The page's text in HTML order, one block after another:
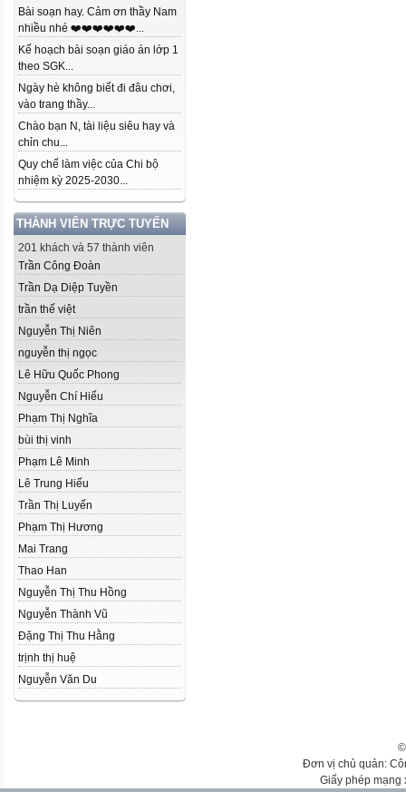
Bài soạn hay. Cảm ơn thầy Nam
nhiều nhé ❤️❤️❤️❤️❤️❤️...
Kế hoạch bài soạn giáo án lớp 1
theo SGK...
Ngày hè không biết đi đâu chơi,
vào trang thầy...
Chào bạn N, tài liệu siêu hay và
chỉn chu...
Quy chế làm việc của Chi bộ
nhiệm kỳ 2025-2030...
THÀNH VIÊN TRỰC TUYẾN
201 khách và 57 thành viên
Trần Công Đoàn
Trần Dạ Diệp Tuyền
trần thế việt
Nguyễn Thị Niên
nguyễn thị ngọc
Lê Hữu Quốc Phong
Nguyễn Chí Hiếu
Phạm Thị Nghĩa
bùi thị vinh
Phạm Lê Minh
Lê Trung Hiếu
Trần Thị Luyến
Phạm Thị Hương
Mai Trang
Thao Han
Nguyễn Thị Thu Hồng
Nguyễn Thành Vũ
Đặng Thị Thu Hằng
trịnh thị huệ
Nguyễn Văn Du
Đơn vị chủ quản:
Giấy phép mạng